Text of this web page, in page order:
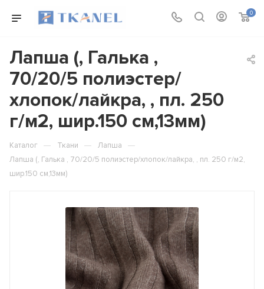
0
Лапша (, Галька ,
70/20/5 полиэстер/
хлопок/лайкра, , пл. 250
г/м2, шир.150 см,13мм)
Каталог — Ткани — Лапша —
Лапша (, Галька , 70/20/5 полиэстер/хлопок/лайкра, , пл. 250 г/м2,
шир.150 см,13мм)